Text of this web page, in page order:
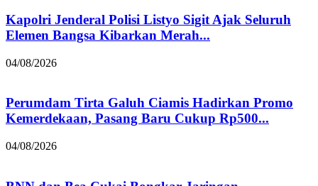
Kapolri Jenderal Polisi Listyo Sigit Ajak Seluruh
Elemen Bangsa Kibarkan Merah...
04/08/2026
Perumdam Tirta Galuh Ciamis Hadirkan Promo
Kemerdekaan, Pasang Baru Cukup Rp500...
04/08/2026